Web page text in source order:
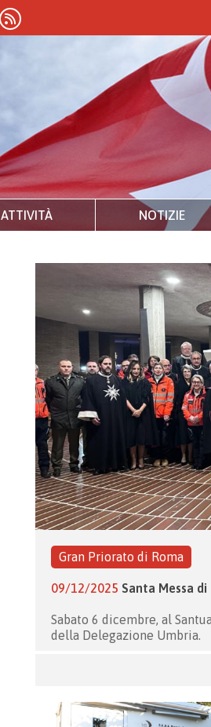
ATTIVITÀ NOTIZIE
Gran Priorato di Roma
09/12/2025 Santa Messa
Sabato 6 dicembre, al
della Delegazione Umbria.